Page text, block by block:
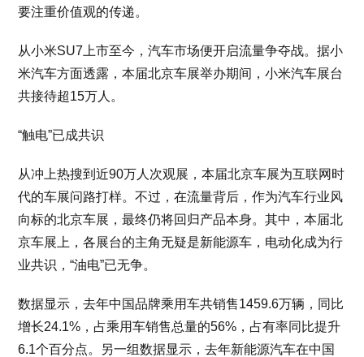
要注重价值观的传递。
从小米SU7上市至今，汽车市场便开启流量争夺战。据小
米汽车方面透露，本届北京车展举办期间，小米汽车展台
共接待超15万人。
“触电”已成共识
从冲上热搜到近90万人次观展，本届北京车展为互联网时
代的车展问路打样。不过，在流量背后，作为汽车行业风
向标的北京车展，最终仍将回归产品本身。其中，本届北
京车展上，各展台的主角无疑是新能源车，电动化成为行
业共识，“油电”已无争。
数据显示，去年中国品牌乘用车共销售1459.6万辆，同比
增长24.1%，占乘用车销售总量的56%，占有率同比提升
6.1个百分点。另一组数据显示，去年新能源汽车在中国